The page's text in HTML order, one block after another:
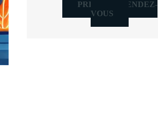
PRENDRE RENDEZ-
VOUS